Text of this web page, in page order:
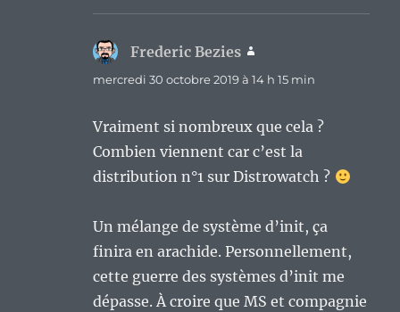
Frederic Bezies
mercredi 30 octobre 2019 à 14 h 15 min
Vraiment si nombreux que cela ?
Combien viennent car c’est la
distribution n°1 sur Distrowatch ?
Un mélange de système d’init, ça
finira en arachide. Personnellement,
cette guerre des systèmes d’init me
dépasse. À croire que MS et compagnie